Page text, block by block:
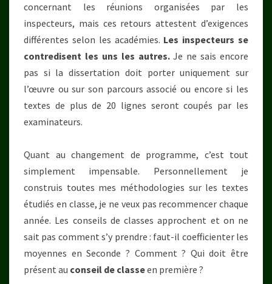
concernant les réunions organisées par les
inspecteurs, mais ces retours attestent d’exigences
différentes selon les académies. Les inspecteurs se
contredisent les uns les autres.Je ne sais encore
pas si la dissertation doit porter uniquement sur
l’œuvre ou sur son parcours associé ou encore si les
textes de plus de 20 lignes seront coupés par les
examinateurs.
Quant au changement de programme, c’est tout
simplement impensable. Personnellement je
construis toutes mes méthodologies sur les textes
étudiés en classe, je ne veux pas recommencer chaque
année. Les conseils de classes approchent et on ne
sait pas comment s’y prendre : faut-il coefficienter les
moyennes en Seconde ? Comment ? Qui doit être
présent au conseil de classeen première ?